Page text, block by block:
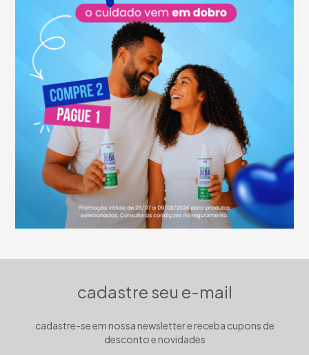
cadastre seu e-mail
cadastre-se em nossa newsletter e receba cupons de
desconto e novidades